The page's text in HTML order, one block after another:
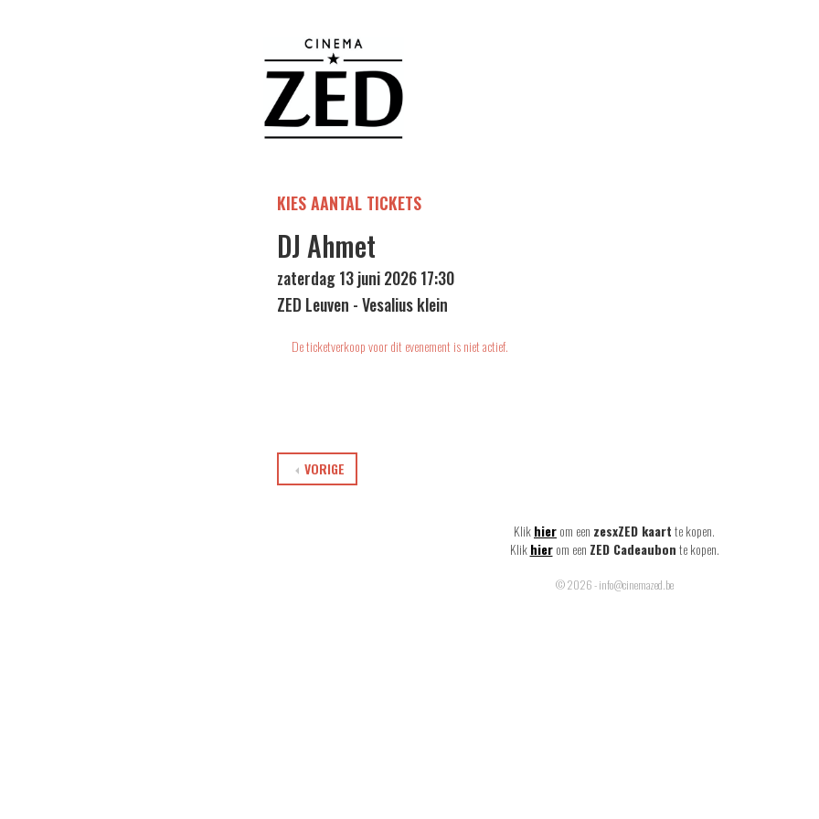
KIES AANTAL TICKETS
DJ Ahmet
zaterdag 13 juni 2026 17:30
ZED Leuven - Vesalius klein
De ticketverkoop voor dit evenement is niet actief.
VORIGE
Klikhierom een zesxZED kaartte kopen.
Klik hier om een ZED Cadeaubonte kopen.
© 2026 - info@cinemazed.be